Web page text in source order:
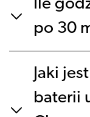
Ile
po 30
Jaki
baterii